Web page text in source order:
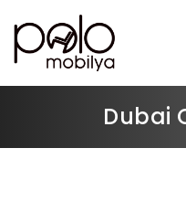
Dubai
Arama